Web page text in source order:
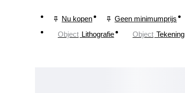
Nu kopen Geen minimumprijs
Object Lithografie Object Tekening